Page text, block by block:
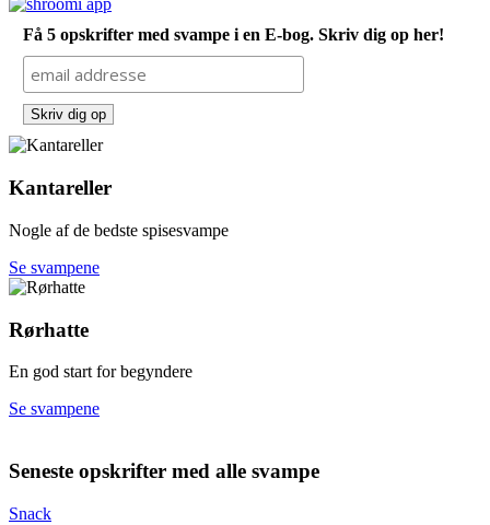
Få 5 opskrifter med svampe i en E-bog. Skriv dig op her!
Kantareller
Nogle af de bedste spisesvampe
Se svampene
Rørhatte
En god start for begyndere
Se svampene
Seneste opskrifter med alle svampe
Snack